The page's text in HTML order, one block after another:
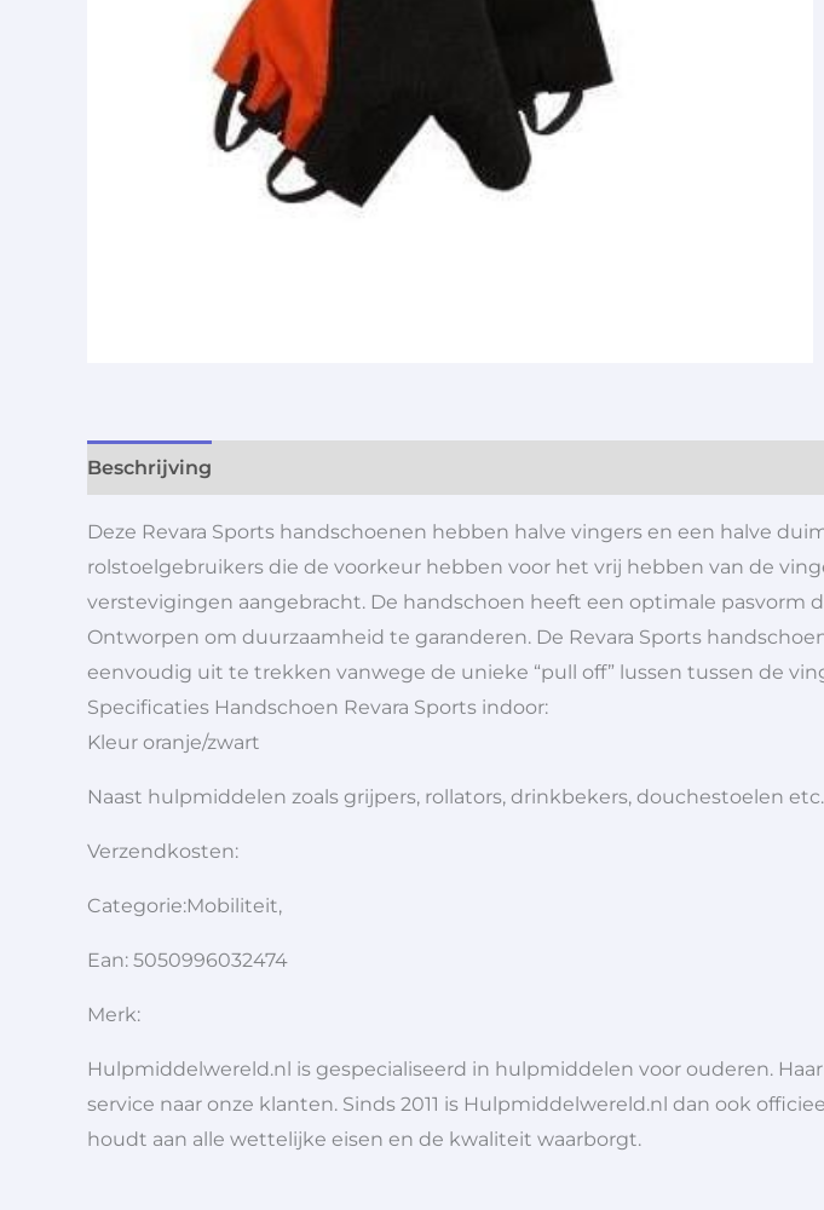
Beschrijving
Deze Revara Sports handschoenen hebben halve vingers en een halve
rolstoelgebruikers die de voorkeur hebben voor het vrij hebben van de
verstevigingen aangebracht. De handschoen heeft een optimale pasvorm
Ontworpen om duurzaamheid te garanderen. De Revara Sports
eenvoudig uit te trekken vanwege de unieke “pull off” lussen tussen de
Specificaties Handschoen Revara Sports indoor:
Kleur oranje/zwart
Naast hulpmiddelen zoals grijpers, rollators, drinkbekers, douchestoelen
Verzendkosten:
Categorie:Mobiliteit,
Ean: 5050996032474
Merk:
Hulpmiddelwereld.nl is gespecialiseerd in hulpmiddelen voor ouderen.
service naar onze klanten. Sinds 2011 is Hulpmiddelwereld.nl dan ook
houdt aan alle wettelijke eisen en de kwaliteit waarborgt.